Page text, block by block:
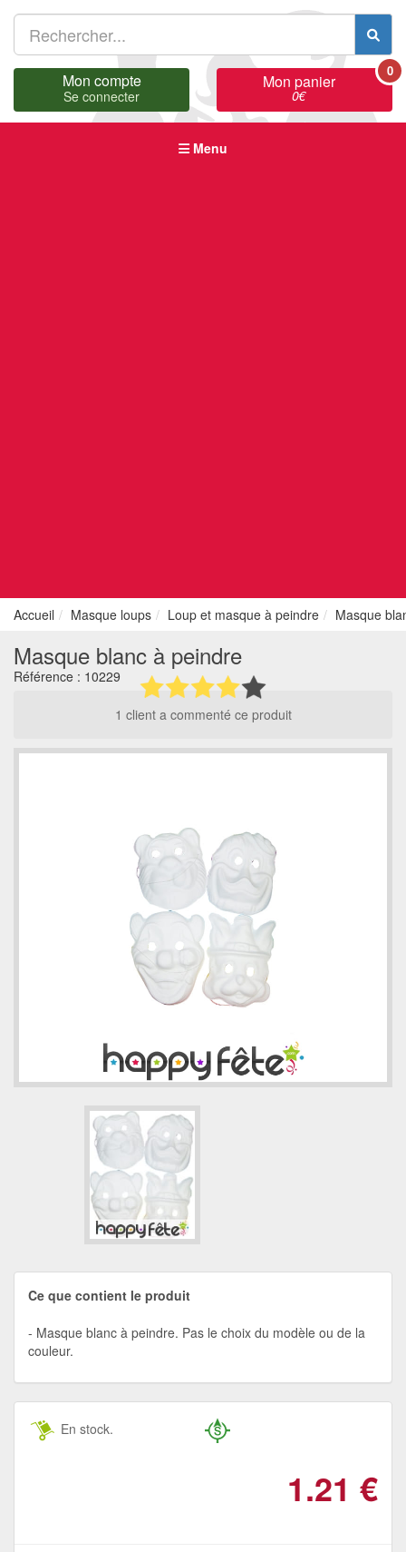
Mon compte
Se connecter
Mon panier
0€
0
Menu
Accueil Masque loups Loup et masque à peindre Masque
Masque blanc à peindre
Référence : 10229
1 client a commenté ce produit
Ce que contient le produit
Masque blanc à peindre. Pas le choix du modèle ou de la
couleur.
En stock.
1.21 €